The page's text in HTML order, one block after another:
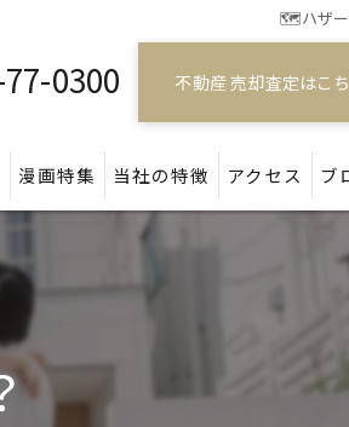
🗺️ハザー
0300 不動産 売却査定はこ
漫画特集 当社の特徴 アクセス ブ